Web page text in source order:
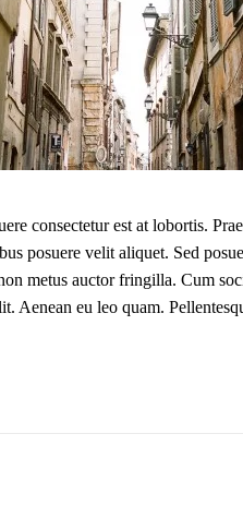
consectetur est at lobortis.
posuere velit aliquet. Sed
metus auctor fringilla. Cum
eu leo quam.